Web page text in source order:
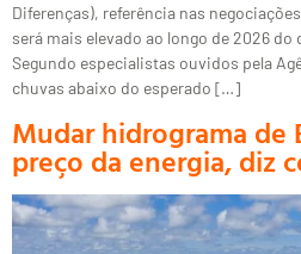
Diferenças), referência nas
será mais elevado ao longo de 2026
Segundo especialistas ouvidos pela
chuvas abaixo do esperado […]
Mudar hidrograma de
preço da energia, diz